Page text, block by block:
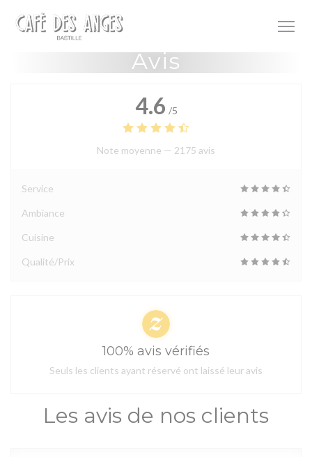
Avis
Les avis de nos clients
4.6 /5
Note moyenne — 2175 avis
Service
Ambiance
Cuisine
Qualité/Prix
100% avis vérifiés
Seuls les clients ayant réservé ont laissé leur avis